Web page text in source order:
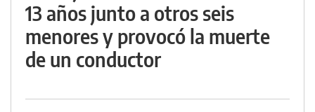
13 años junto a otros seis
menores y provocó la muerte
de un conductor